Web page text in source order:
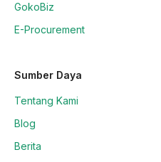
GokoBiz
E-Procurement
Sumber Daya
Tentang Kami
Blog
Berita